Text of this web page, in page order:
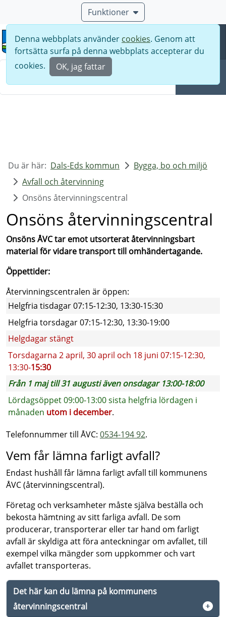
Funktioner
Meny
Denna webbplats använder cookies. Genom att
fortsätta surfa på denna webbplats accepterar du
cookies.
OK, jag fattar
Du är här: Dals-Eds kommun
Bygga, bo och miljö
Avfall och återvinning
Onsöns återvinningscentral
Onsöns återvinningscentral
Onsöns ÅVC tar emot utsorterat återvinningsbart
material för vidare transport till omhändertagande.
Öppettider:
Återvinningscentralen är öppen:
Helgfria tisdagar 07:15-12:30, 13:30-15:30
Helgfria torsdagar 07:15-12:30, 13:30-19:00
Helgdagar stängt
Torsdagarna 2 april, 30 april och 18 juni 07:15-12:30,
13:30-15:30
Från 1 maj till 31 augusti även onsdagar 13:00-18:00
Lördagsöppet 09:00-13:00 sista helgfria lördagen i
månaden utom i december.
Telefonnummer till ÅVC: 0534-194 92.
Vem får lämna farligt avfall?
Endast hushåll får lämna farligt avfall till kommunens
ÅVC (återvinningscentral).
Företag och verksamheter måste själva beställa och
bekosta hämtning av sitt farliga avfall. De som
producerar, transporterar eller tar hand om farligt
avfall är skyldiga att föra anteckningar om avfallet, till
exempel vilka mängder som uppkommer och vart
avfallet transporteras.
Det här kan du lämna på kommunens
återvinningscentral